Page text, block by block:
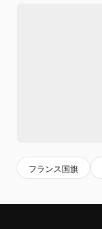
フランス国旗